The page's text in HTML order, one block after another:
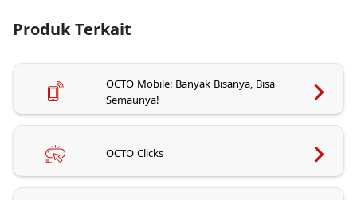
Produk Terkait
OCTO Mobile: Banyak Bisanya, Bisa
Semaunya!
OCTO Clicks